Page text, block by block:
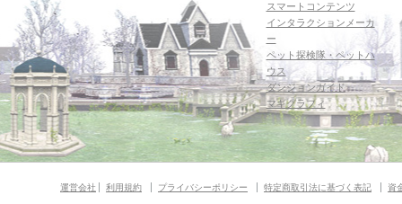
スマートコンテンツ
インタラクションメーカ
ー
ペット探検隊・ペットハ
ウス
ダンジョンガイド
マギグラフィ
運営会社 利用規約 プライバシーポリシー 特定商取引法に基づく表記 資